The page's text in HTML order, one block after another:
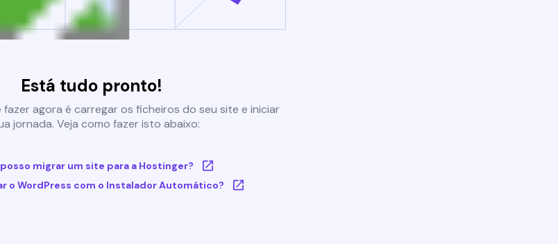
Está tudo pronto!
agora é carregar os ficheiros do seu site e iniciar
jornada. Veja como fazer isto abaixo:
migrar um site para a Hostinger?
o WordPress com o Instalador Automático?